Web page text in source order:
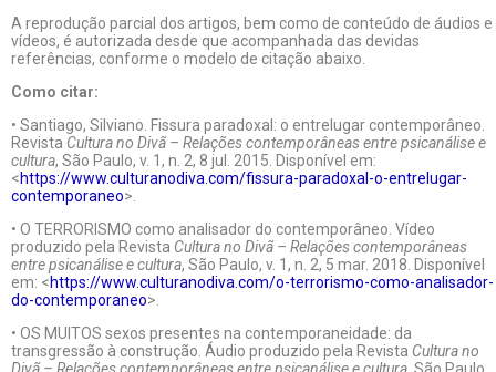
A reprodução parcial dos artigos, bem como de conteúdo de áudios e
vídeos, é autorizada desde que acompanhada das devidas
referências, conforme o modelo de citação abaixo.
Como citar:
• Santiago, Silviano. Fissura paradoxal: o entrelugar contemporâneo.
Revista Cultura no Divã – Relações contemporâneas entre psicanálise e
cultura, São Paulo, v. 1, n. 2, 8 jul. 2015. Disponível em:
<https://www.culturanodiva.com/fissura-paradoxal-o-entrelugar-
contemporaneo>.
• O TERRORISMO como analisador do contemporâneo. Vídeo
produzido pela Revista Cultura no Divã – Relações contemporâneas
entre psicanálise e cultura, São Paulo, v. 1, n. 2, 5 mar. 2018. Disponível
em: <https://www.culturanodiva.com/o-terrorismo-como-analisador-
do-contemporaneo>.
• OS MUITOS sexos presentes na contemporaneidade: da
transgressão à construção. Áudio produzido pela Revista Cultura no